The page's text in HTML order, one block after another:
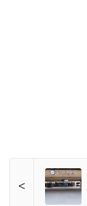
<